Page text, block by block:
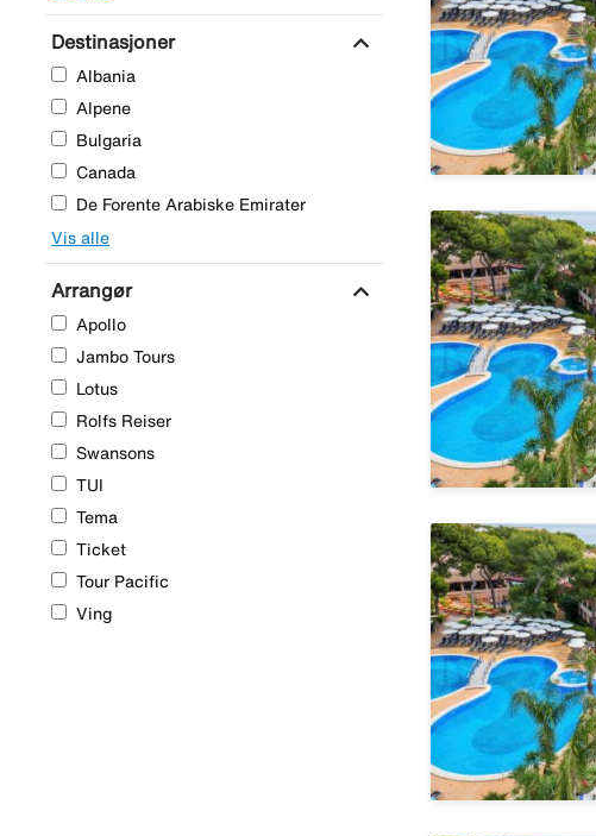
Destinasjoner expand_more
Albania
Alpene
Bulgaria
Canada
De Forente Arabiske Emirater
Vis alle
Arrangør expand_more
Apollo
Jambo Tours
Lotus
Rolfs Reiser
Swansons
TUI
Tema
Ticket
Tour Pacific
Ving